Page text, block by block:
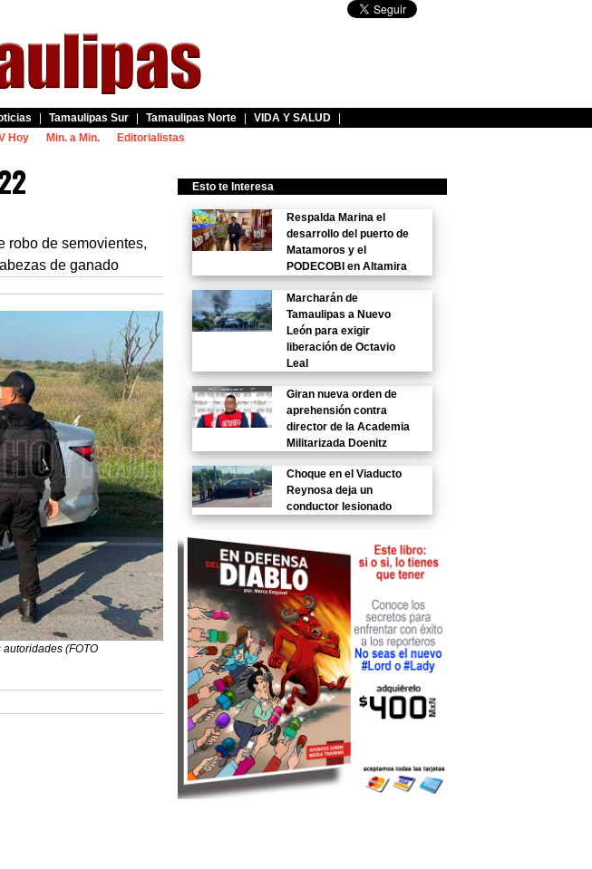
Tamaulipas Sur Tamaulipas Norte VIDA Y SALUD
Hoy Min. a Min. Editorialistas
robo de semovientes,
de ganado
(FOTO
Esto te Interesa
Respalda Marina el
desarrollo del puerto de
Matamoros y el
PODECOBI en Altamira
Marcharán de
Tamaulipas a Nuevo
León para exigir
liberación de Octavio
Leal
Giran nueva orden de
aprehensión contra
director de la Academia
Militarizada Doenitz
Choque en el Viaducto
Reynosa deja un
conductor lesionado